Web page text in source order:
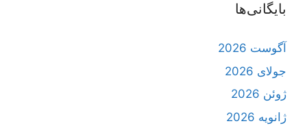
بایگانی‌ها
آگوست 2026
جولای 2026
ژوئن 2026
ژانویه 2026